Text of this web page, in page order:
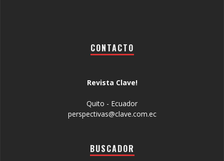
CONTACTO
Revista Clave!
Quito - Ecuador
perspectivas@clave.com.ec
BUSCADOR